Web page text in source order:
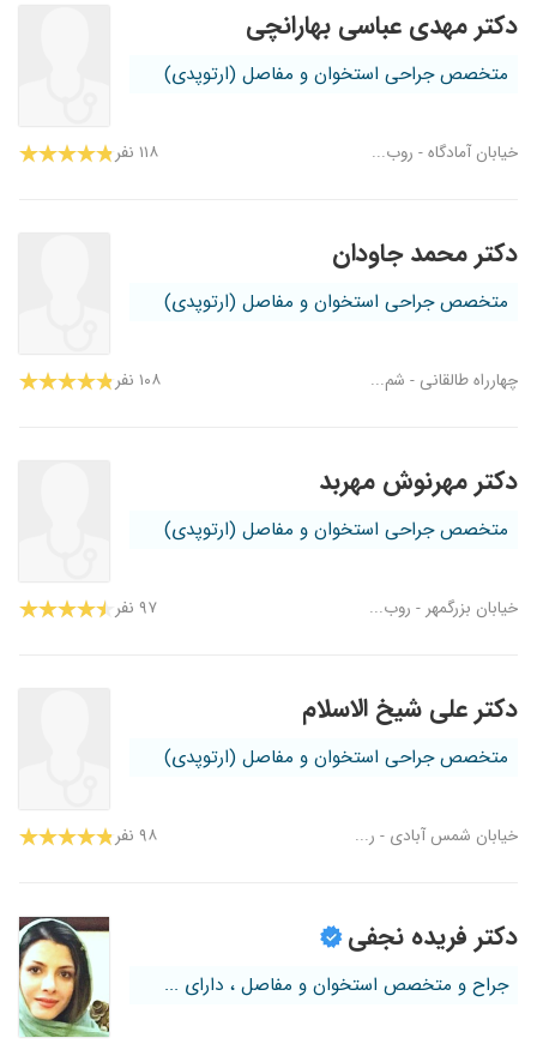
دکتر مهدی عباسی بهارانچی
متخصص جراحی استخوان و مفاصل (ارتوپدی)
خیابان آمادگاه - روب... ۱۱۸ نفر
دکتر محمد جاودان
متخصص جراحی استخوان و مفاصل (ارتوپدی)
چهارراه طالقانی - شم... ۱۰۸ نفر
دکتر مهرنوش مهربد
متخصص جراحی استخوان و مفاصل (ارتوپدی)
خیابان بزرگمهر - روب... ۹۷ نفر
دکتر علی شیخ الاسلام
متخصص جراحی استخوان و مفاصل (ارتوپدی)
خیابان شمس آبادی - ر... ۹۸ نفر
دکتر فریده نجفی
جراح و متخصص استخوان و مفاصل ، دارای ...